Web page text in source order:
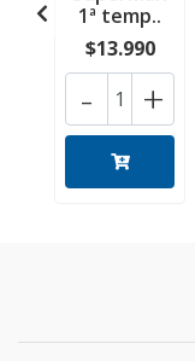
1ª temp..
$13.990
+
-